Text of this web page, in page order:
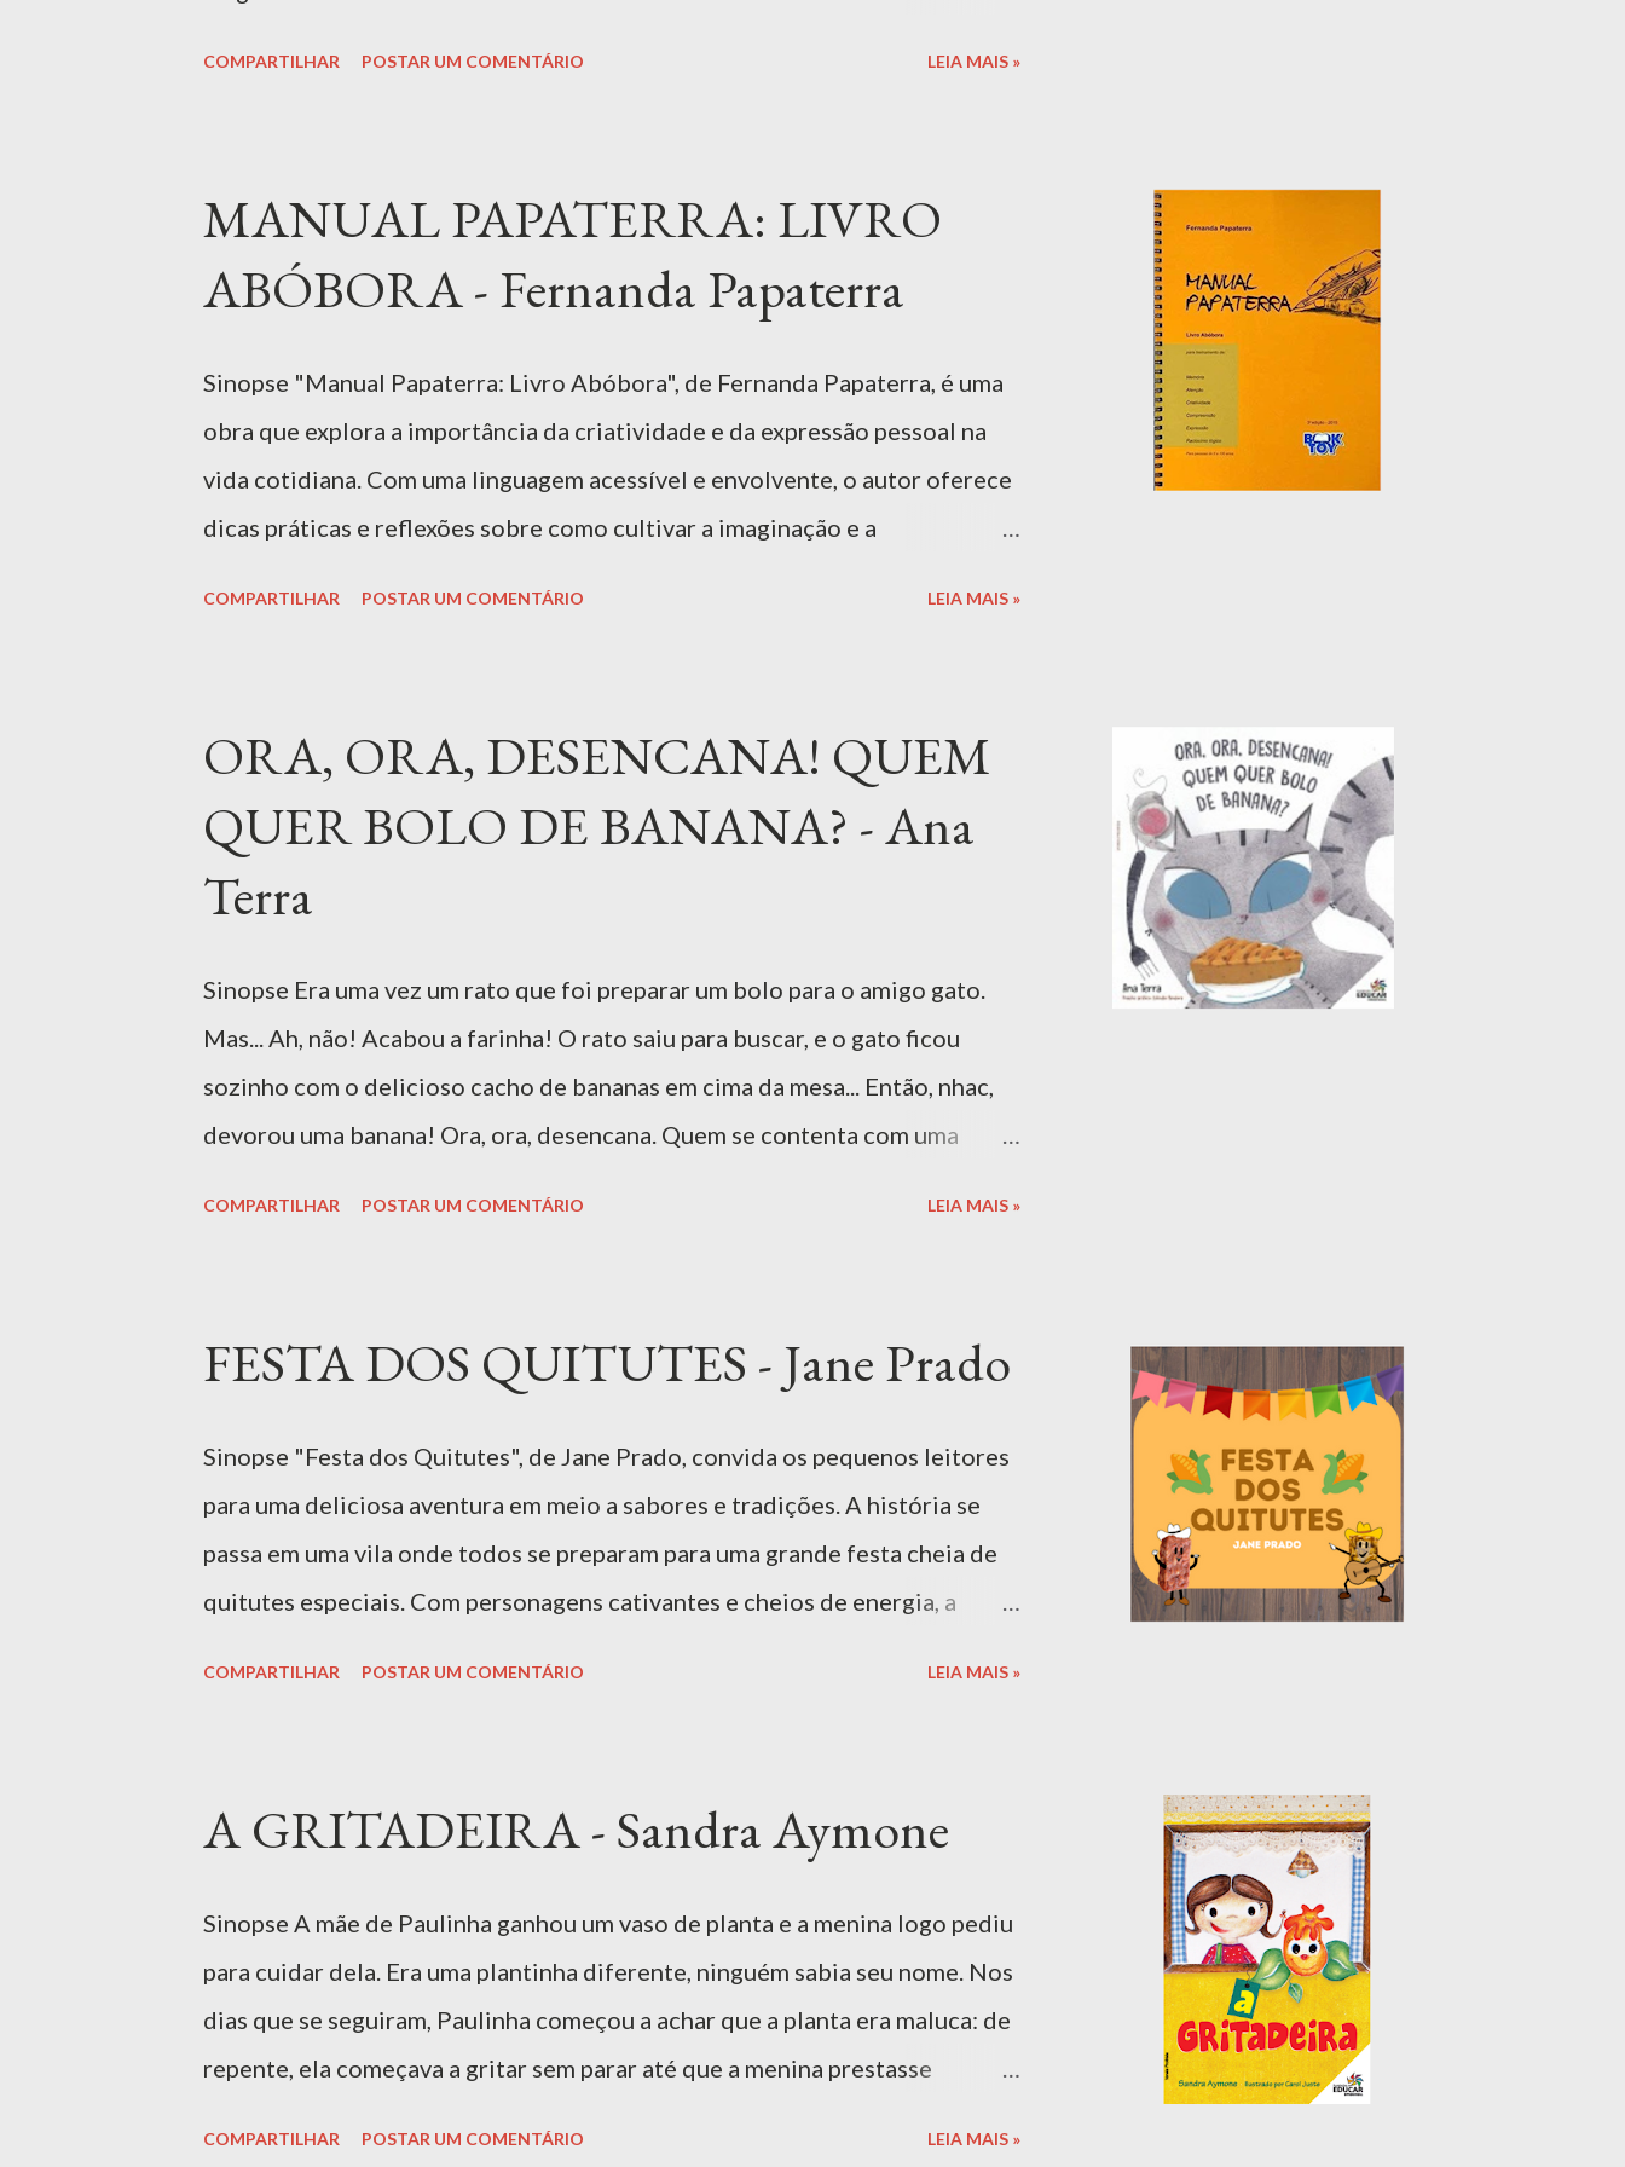
anos, EF1 Ler livro Baixar Livro | Download Seguro MAIS INFORMAÇÕES
SOBRE A OBRA "Eu Só Quero Chocolate" é um livro irresistível para os
amantes dessa delícia mundialmente adorada. Produzido pela Editora
MOL, a obra traz 18 receitas incríveis que celebram a versatilidade e o
sabor do chocolate, transformando a cozinha em um espaço de ...
COMPARTILHAR POSTAR UM COMENTÁRIO LEIA MAIS »
MANUAL PAPATERRA: LIVRO
ABÓBORA - Fernanda Papaterra
Sinopse "Manual Papaterra: Livro Abóbora", de Fernanda Papaterra, é uma
obra que explora a importância da criatividade e da expressão pessoal na
vida cotidiana. Com uma linguagem acessível e envolvente, o autor oferece
dicas práticas e reflexões sobre como cultivar a imaginação e a
aqueles que desejam explorar seu potencial criativo. Indicado para:
Educadores Ler livro ACESSO EXCLUSIVO CASJ: Este livro é exclusivo
para alunos e professores do CASJ. Para acessá-lo, utilize seu e-mail CASJ.
Comprar Livro | Amazon MAIS INFORMAÇÕES SOBRE A OBRA "Manual
COMPARTILHAR POSTAR UM COMENTÁRIO LEIA MAIS »
ORA, ORA, DESENCANA! QUEM
QUER BOLO DE BANANA? - Ana
Terra
Sinopse Era uma vez um rato que foi preparar um bolo para o amigo gato.
Mas... Ah, não! Acabou a farinha! O rato saiu para buscar, e o gato ficou
sozinho com o delicioso cacho de bananas em cima da mesa... Então, nhac,
devorou uma banana! Ora, ora, desencana. Quem se contenta com uma
COMPARTILHAR POSTAR UM COMENTÁRIO LEIA MAIS »
FESTA DOS QUITUTES - Jane Prado
Sinopse "Festa dos Quitutes", de Jane Prado, convida os pequenos leitores
para uma deliciosa aventura em meio a sabores e tradições. A história se
passa em uma vila onde todos se preparam para uma grande festa cheia de
quitutes especiais. Com personagens cativantes e cheios de energia, a
para: 0 - 6 anos, EI Ler livro Baixar Livro | Download Seguro MAIS
celebração da cultura, da amizade e dos sabores que encantam o paladar e
o coração. A história acompanha personagens que se reúnem para preparar
uma festa especial, cheia de quitutes deliciosos e muita diversão....
COMPARTILHAR POSTAR UM COMENTÁRIO LEIA MAIS »
A GRITADEIRA - Sandra Aymone
Sinopse A mãe de Paulinha ganhou um vaso de planta e a menina logo pediu
para cuidar dela. Era uma plantinha diferente, ninguém sabia seu nome. Nos
dias que se seguiram, Paulinha começou a achar que a planta era maluca: de
repente, ela começava a gritar sem parar até que a menina prestasse
COMPARTILHAR POSTAR UM COMENTÁRIO LEIA MAIS »